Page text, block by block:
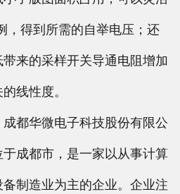
，得到所需的自举电压；还
来的采样开关导通电阻增加
线性度。
都华微电子科技股份有限公
成都市，是一家以从事计算
制造业为主的企业。企业注